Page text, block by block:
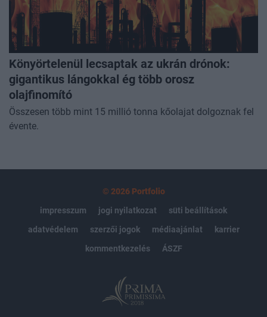
Könyörtelenül lecsaptak az ukrán drónok:
gigantikus lángokkal ég több orosz
olajfinomító
Összesen több mint 15 millió tonna kőolajat dolgoznak fel
évente.
© 2026 Portfolio
impresszum
jogi nyilatkozat
süti beállítások
adatvédelem
szerzői jogok médiaajánlat
karrier
kommentkezelés
ÁSZF